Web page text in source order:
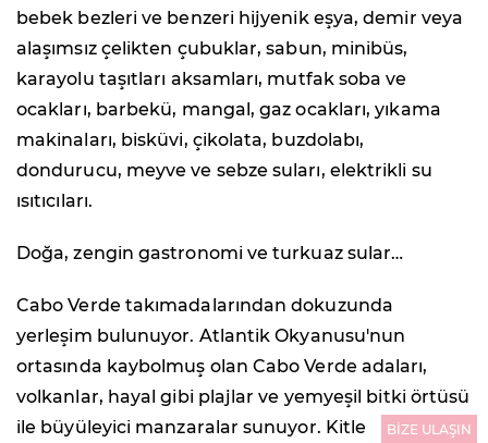
bebek bezleri ve benzeri hijyenik eşya, demir veya
alaşımsız çelikten çubuklar, sabun, minibüs,
karayolu taşıtları aksamları, mutfak soba ve
ocakları, barbekü, mangal, gaz ocakları, yıkama
makinaları, bisküvi, çikolata, buzdolabı,
dondurucu, meyve ve sebze suları, elektrikli su
ısıtıcıları.
Doğa, zengin gastronomi ve turkuaz sular…
Cabo Verde takımadalarından dokuzunda
yerleşim bulunuyor. Atlantik Okyanusu'nun
ortasında kaybolmuş olan Cabo Verde adaları,
volkanlar, hayal gibi plajlar ve yemyeşil bitki örtüsü
ile büyüleyici manzaralar sunuyor. Kitle
BİZE ULAŞIN